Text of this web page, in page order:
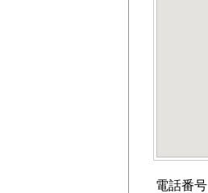
電話番号